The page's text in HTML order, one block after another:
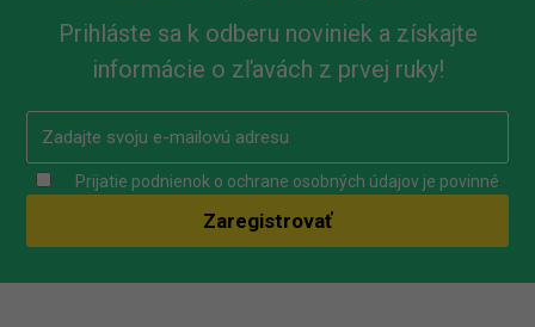
Prihláste sa k odberu noviniek a získajte
informácie o zľavách z prvej ruky!
Prijatie podnienok o ochrane osobných údajov je povinné